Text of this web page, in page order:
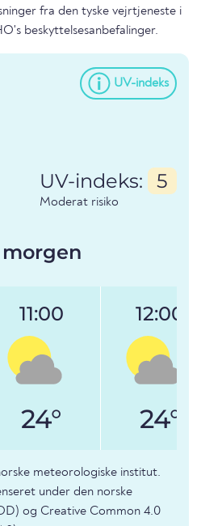
fra den tyske vejrtjeneste i
beskyttelsesanbefalinger.
UV-indeks
UV-indeks: 5
Moderat risiko
morgen
11:00
24°
12:00
24°
meteorologiske institut.
under den norske
og Creative Common 4.0